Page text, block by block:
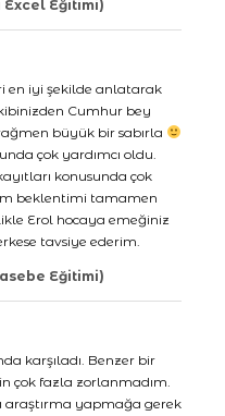
Eğitimi)
en iyi şekilde anlatarak
Cumhur bey
büyük bir sabırla
çok yardımcı oldu.
konusunda çok
beklentimi tamamen
Erol hocaya emeğiniz
tavsiye ederim.
Eğitimi)
karşıladı. Benzer bir
çok fazla zorlanmadım.
araştırma yapmağa gerek